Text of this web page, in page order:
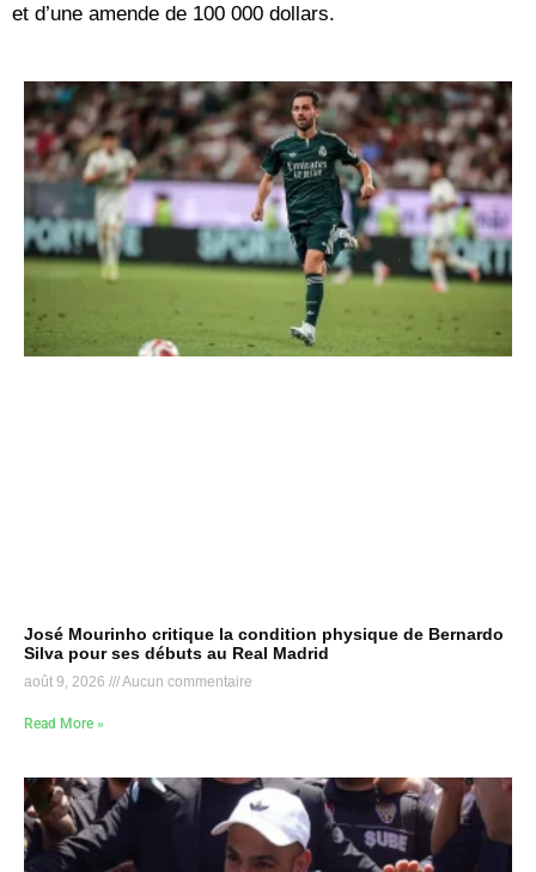
et d’une amende de 100 000 dollars.
José Mourinho critique la condition physique de Bernardo
Silva pour ses débuts au Real Madrid
août 9, 2026 Aucun commentaire
Read More »